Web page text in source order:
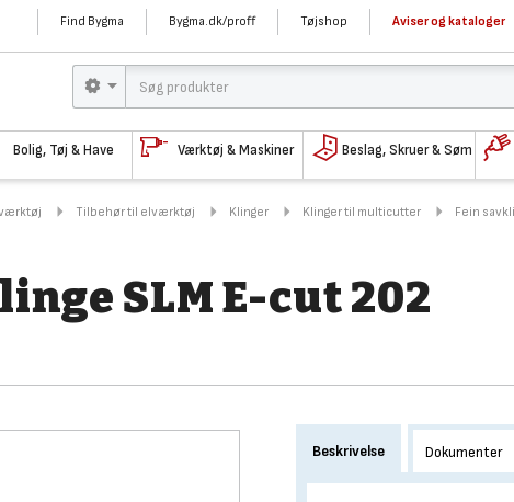
Find Bygma Bygma.dk/proff Tøjshop Aviser og kataloger
Bolig, Tøj & Have Værktøj & Maskiner Beslag, Skruer & Søm
Tilbehør til elværktøj Klinger Klinger til multicutter Fein
SLM E-cut 202
Beskrivelse Dokumenter